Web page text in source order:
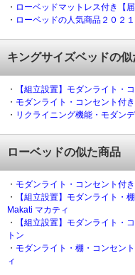
・ ローベッドマットレス付き【
・ ローベッドの人気商品２０２
キングサイズベッドの似
・
【組立設置】モダンライト・
・ モダンライト・コンセント付
・ リクライニング機能・モダン
ローベッドの似た商品
・ モダンライト・コンセント付
・
【組立設置】モダンライト・
Makati マカティ
・
【組立設置】モダンライト・
トン
・ モダンライト・棚・コンセン
ィ